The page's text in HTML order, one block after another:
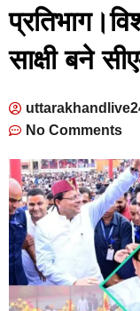
साक्षी बने
No Comments